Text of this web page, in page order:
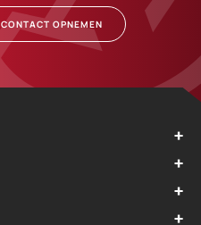
CONTACT OPNEMEN